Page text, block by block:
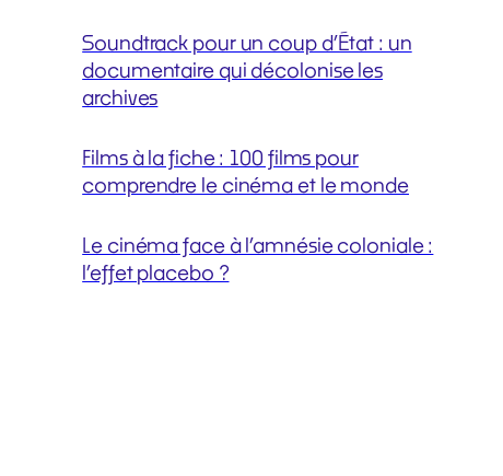
Soundtrack pour un coup d’État : un
documentaire qui décolonise les
archives
Films à la fiche : 100 films pour
comprendre le cinéma et le monde
Le cinéma face à l’amnésie coloniale :
l’effet placebo ?